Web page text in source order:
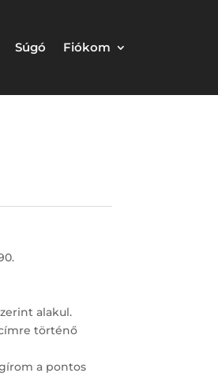
Súgó Fiókom
alakul.
történő
a pontos